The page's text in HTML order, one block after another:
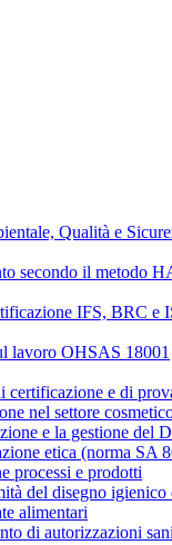
Qualità e
secondo il metodo
IFS, BRC e
lavoro OHSAS 18001
certificazione e di
nel settore
e la gestione del
etica (norma SA
processi e prodotti
del disegno
alimentari
di autorizzazioni